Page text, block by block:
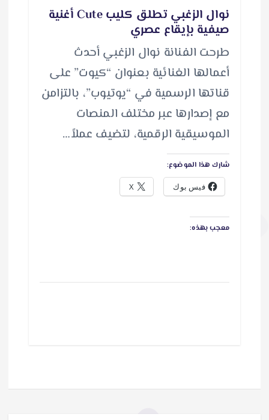
نوال الزغبي تطلق كليب Cute أغنية
صيفية بإيقاع عصري
طرحت الفنانة نوال الزغبي أحدث
أعمالها الغنائية بعنوان “كيوت” على
قناتها الرسمية في “يوتيوب”، بالتزامن
مع إصدارها عبر مختلف المنصات
الموسيقية الرقمية، لتضيف عملاً…
شارك هذا الموضوع:
فيس بوك X
معجب بهذه: